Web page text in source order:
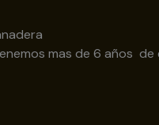
mas de 6 años